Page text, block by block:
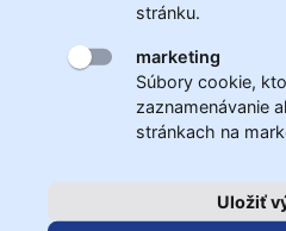
stránku.
marketing
Súbory cookie,
zaznamenávanie
stránkach na
Uložiť